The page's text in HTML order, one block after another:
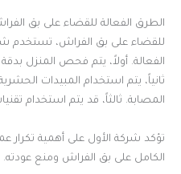
الطرق الفعالة للقضاء على بق
للقضاء على بق الفراش، تستخدم
الفعالة. أولاً، يتم فحص المنزل
ثانياً، يتم استخدام المبيدات
المصابة. ثالثاً، قد يتم استخدام
تؤكد شركة الأول على أهمية تكرار
الكامل على بق الفراش ومنع عودته.